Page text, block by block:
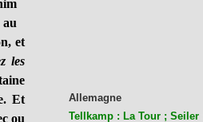
et
les
Et
ou
Allemagne
Tellkamp : La Tour ; Seiler